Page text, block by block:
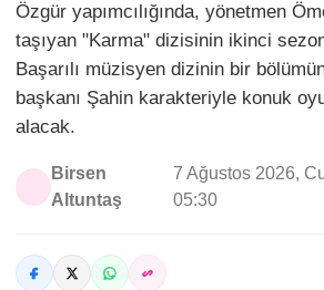
Özgür yapımcılığında, yönetmen
taşıyan "Karma" dizisinin ikinci
Başarılı müzisyen dizinin bir
başkanı Şahin karakteriyle konuk
alacak.
Birsen
Altuntaş
7 Ağustos 2026,
05:30